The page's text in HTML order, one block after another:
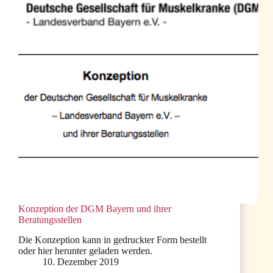
Franken
Fernsehen
Konzeption der DGM Bayern und ihrer
Beratungsstellen
Die Konzeption kann in gedruckter Form bestellt
oder hier herunter geladen werden.
10. Dezember 2019